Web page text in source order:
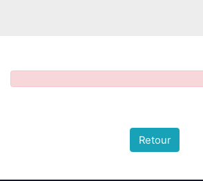
Retour